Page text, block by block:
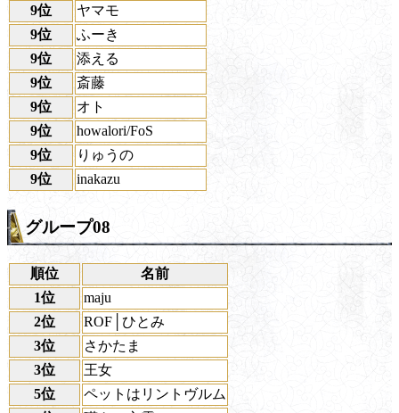
9位
ヤマモ
9位
ふーき
9位
添える
9位
斎藤
9位
オト
9位
howalori/FoS
9位
りゅうの
9位
inakazu
グループ08
順位
名前
1位
maju
2位
ROF│ひとみ
3位
さかたま
3位
王女
5位
ペットはリントヴルム